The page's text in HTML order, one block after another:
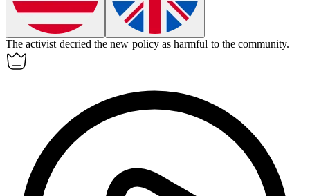
The activist decried the new policy as harmful to the community.